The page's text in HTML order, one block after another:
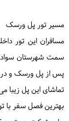
مسیر تور پل ورسک
مسافران این تور
سمت شهرستان
تماشای این پل زیبا
بهترین فصل سفر